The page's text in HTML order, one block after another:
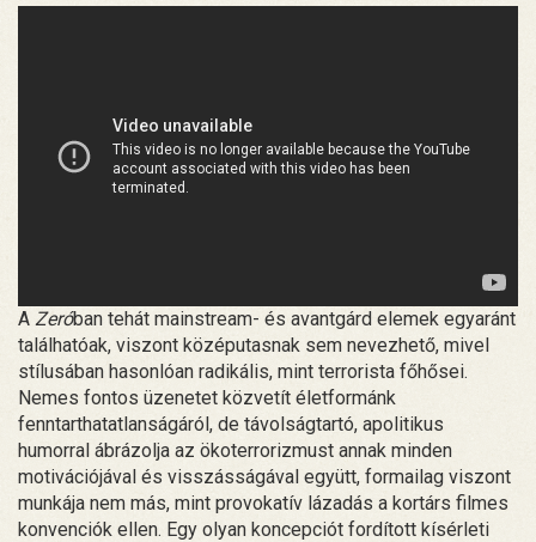
A Zeróban tehát mainstream- és avantgárd elemek egyaránt
találhatóak, viszont középutasnak sem nevezhető, mivel
stílusában hasonlóan radikális, mint terrorista főhősei.
Nemes fontos üzenetet közvetít életformánk
fenntarthatatlanságáról, de távolságtartó, apolitikus
humorral ábrázolja az ökoterrorizmust annak minden
motivációjával és visszásságával együtt, formailag viszont
munkája nem más, mint provokatív lázadás a kortárs filmes
konvenciók ellen. Egy olyan koncepciót fordított kísérleti